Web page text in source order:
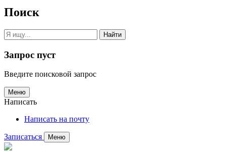
Поиск
Найти
Запрос пуст
Введите поисковой запрос
Меню
Написать
Написать на почту
Записаться Меню